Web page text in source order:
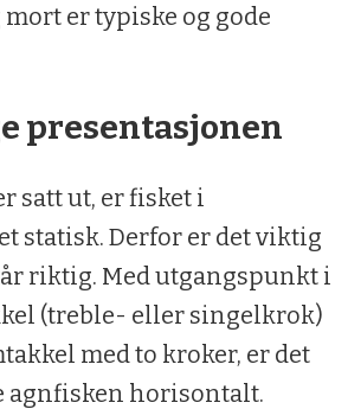
er typiske og gode
presentasjonen
satt ut, er fisket i
statisk. Derfor er det viktig
riktig. Med utgangspunkt i
(treble- eller singelkrok)
med to kroker, er det
agnfisken horisontalt.